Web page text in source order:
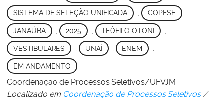
SISTEMA DE SELEÇÃO UNIFICADA , COPESE ,
JANAÚBA 2025 TEÓFILO OTONI
VESTIBULARES UNAÍ ENEM
EM ANDAMENTO
Coordenação de Processos Seletivos/UFVJM
Localizado em Coordenação de Processos Seletivos /